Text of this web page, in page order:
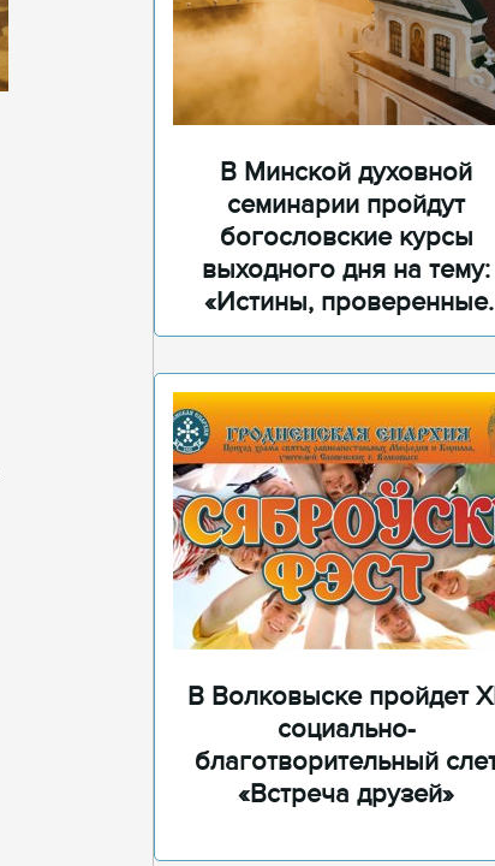
В Минской духовной
семинарии пройдут
богословские курсы
выходного дня на тему:
«Истины, проверенные
временем»
В Волковыске пройдет
социально-
благотворительный
«Встреча друзей»